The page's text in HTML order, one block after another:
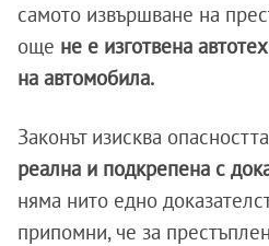
самото извършване на
още не е изготвена
на автомобила.
Законът изисква
реална и подкрепена с
няма нито едно
припомни, че за